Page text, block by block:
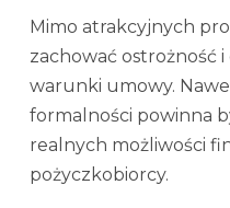
Mimo atrakcyjnych
zachować ostrożność
warunki umowy.
formalności powinna
realnych możliwości
pożyczkobiorcy.